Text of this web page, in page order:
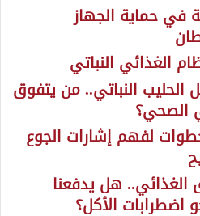
في حماية الجهاز
الغذائي النباتي
الحليب النباتي.. من يتفوق
الصحي؟
لفهم إشارات الجوع
الغذائي.. هل يدفعنا
اضطرابات الأكل؟